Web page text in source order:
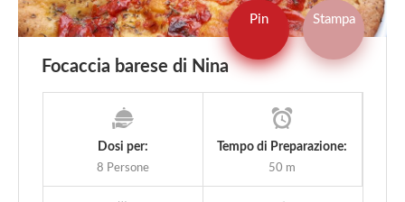
Pin Stampa
Focaccia barese di Nina
Dosi per:
8 Persone
Tempo di Preparazione:
50 m